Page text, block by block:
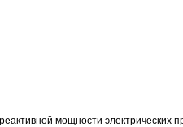
мощности электрических